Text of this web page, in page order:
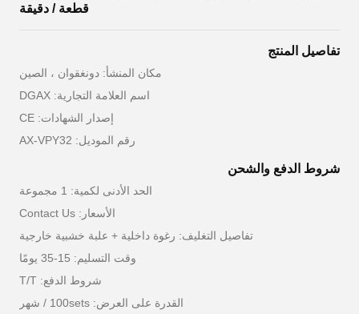
قطعة / دقيقة
تفاصيل المنتج
مكان المنشأ: دونغقوان ، الصين
اسم العلامة التجارية: DGAX
إصدار الشهادات: CE
رقم الموديل: AX-VPY32
شروط الدفع والشحن
الحد الأدنى لكمية: 1 مجموعة
الأسعار: Contact Us
تفاصيل التغليف: رغوة داخلية + علبة خشبية خارجية
وقت التسليم: 15-35 يومًا
شروط الدفع: T/T
القدرة على العرض: 100sets / شهر